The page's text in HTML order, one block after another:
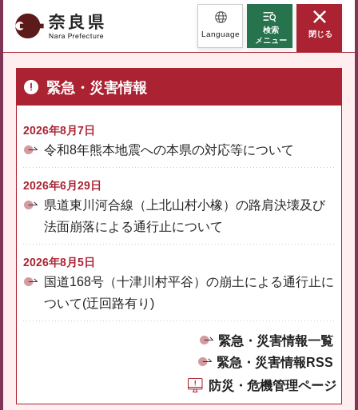
奈良県 Language
検索
メニュー
閉じる
緊急・災害情報
2026年8月7日
令和8年熊本地震への本県の対応等について
2026年6月29日
県道東川河合線（上北山村小橡）の路肩決壊及び
法面崩落による通行止について
2026年8月5日
国道168号（十津川村平谷）の崩土による通行止に
ついて(迂回路有り)
緊急・災害情報一覧
緊急・災害情報RSS
防災・危機管理ページ